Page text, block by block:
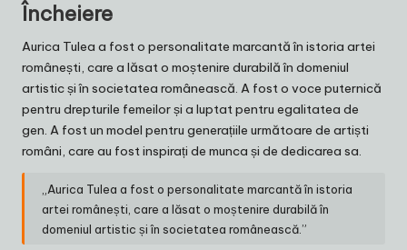
Încheiere
Aurica Tulea a fost o personalitate marcantă în istoria artei
românești, care a lăsat o moștenire durabilă în domeniul
artistic și în societatea românească. A fost o voce puternică
pentru drepturile femeilor și a luptat pentru egalitatea de
gen. A fost un model pentru generațiile următoare de artiști
români, care au fost inspirați de munca și de dedicarea sa.
„Aurica Tulea a fost o personalitate marcantă în istoria
artei românești, care a lăsat o moștenire durabilă în
domeniul artistic și în societatea românească.”